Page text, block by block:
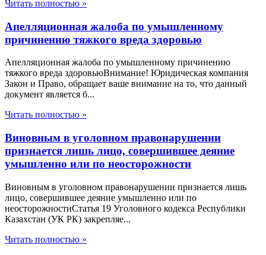
Читать полностью »
Апелляционная жалоба по умышленному
причинению тяжкого вреда здоровью
Апелляционная жалоба по умышленному причинению
тяжкого вреда здоровьюВнимание! Юридическая компания
Закон и Право, обращает ваше внимание на то, что данный
документ является б...
Читать полностью »
Виновным в уголовном правонарушении
признается лишь лицо, совершившее деяние
умышленно или по неосторожности
Виновным в уголовном правонарушении признается лишь
лицо, совершившее деяние умышленно или по
неосторожностиСтатья 19 Уголовного кодекса Республики
Казахстан (УК РК) закрепляе...
Читать полностью »